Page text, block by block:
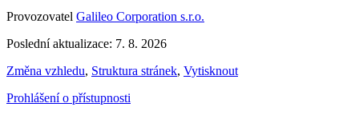
Provozovatel Galileo Corporation s.r.o.
Poslední aktualizace: 7. 8. 2026
Změna vzhledu, Struktura stránek, Vytisknout
Prohlášení o přístupnosti